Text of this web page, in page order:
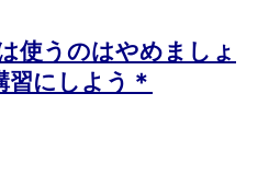
使うのはやめましょ
習にしよう＊